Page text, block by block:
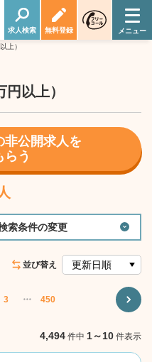
求人検索 無料登録
上）
円以上）
非公開求人を
らう
索条件の変更
3 ・・・ 450
並び替え
4,494 件中 1～10 件表示